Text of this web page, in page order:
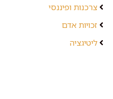
צרכנות ופיננסי
זכויות אדם
ליטיגציה